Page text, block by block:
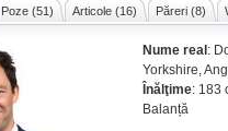
Poze (51) Articole (16) Păreri (8)
Nume real :
Yorkshire,
Înălţime: 183
Balanță